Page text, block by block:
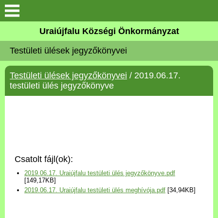
Köszöntő
Elérhetőségek
Uraiújfalu
Választási információk
Versenyképes Járások
Uraiújfalu Községi Önkormányzat
Testületi ülések jegyzőkönyvei
Testületi ülések jegyzőkönyvei / 2019.06.17.
testületi ülés jegyzőkönyve
Csatolt fájl(ok):
2019.06.17. Uraiújfalu testületi ülés jegyzőkönyve.pdf
[149,17KB]
2019.06.17. Uraiújfalu testületi ülés meghívója.pdf [34,94KB]